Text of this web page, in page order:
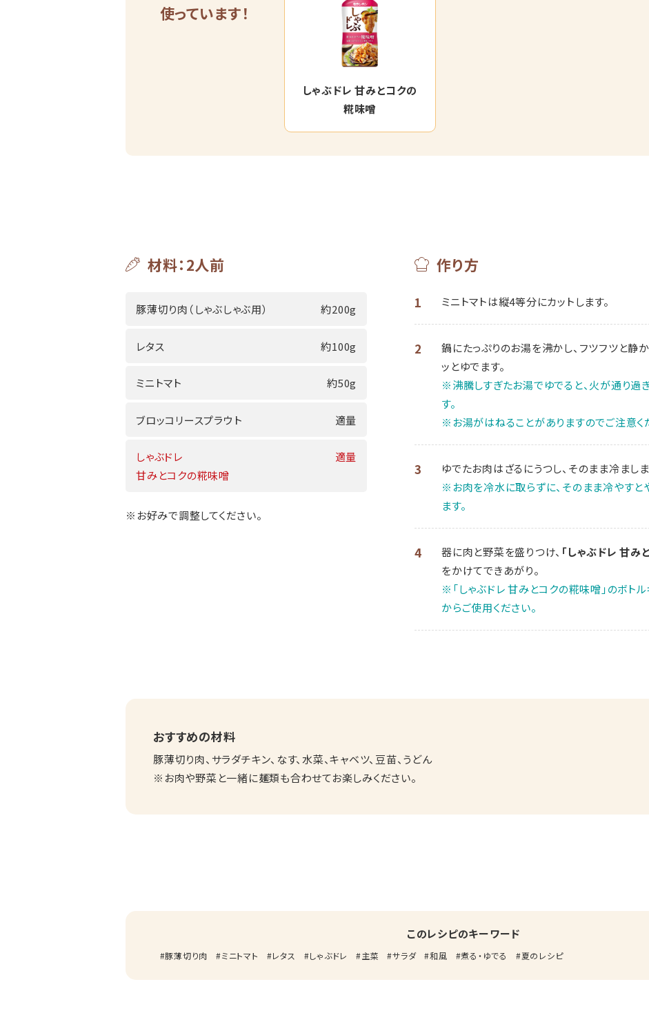
使っています！
しゃぶドレ 甘みとコクの
糀味噌
材料：2人前
豚薄切り肉（しゃぶしゃぶ用） 約200g
レタス 約100g
ミニトマト 約50g
ブロッコリースプラウト 適量
しゃぶドレ
甘みとコクの糀味噌
適量
※お好みで調整してください。
作り方
1 ミニトマトは縦4等分にカットします。
2
鍋にたっぷりのお湯を沸かし、フツフツと静
ッとゆでます。
※沸騰しすぎたお湯でゆでると、火が通り過
す。
※お湯がはねることがありますのでご注意く
3
ゆでたお肉はざるにうつし、そのまま冷ましま
※お肉を冷水に取らずに、そのまま冷やすと
ます。
4 器に肉と野菜を盛りつけ、 「しゃぶドレ 甘み
をかけてできあがり。
※「しゃぶドレ 甘みとコクの糀味噌」のボト
からご使用ください。
おすすめの材料
豚薄切り肉、サラダチキン、なす、水菜、キャベツ、豆苗、うどん
※お肉や野菜と一緒に麺類も合わせてお楽しみください。
このレシピのキーワード
豚薄切り肉 ミニトマト レタス しゃぶドレ 主菜 サラダ 和風 煮る・ゆでる 夏のレシピ